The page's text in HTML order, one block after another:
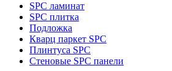
SPC ламинат
SPC плитка
Подложка
Кварц паркет SPC
Плинтуса SPC
Стеновые SPC панели